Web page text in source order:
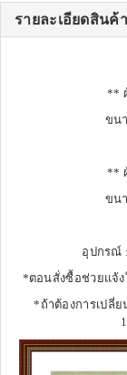
รายละเอียดสินค้า
**
ขน
**
ขน
อุปกรณ์
*ตอนสั่งซื้อช่วยแจ้ง
*ถ้าต้องการเปลี่